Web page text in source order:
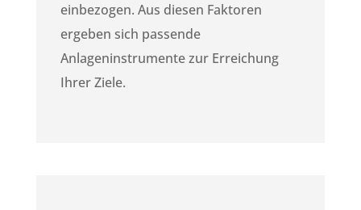
einbezogen. Aus diesen Faktoren
ergeben sich passende
Anlageninstrumente zur Erreichung
Ihrer Ziele.